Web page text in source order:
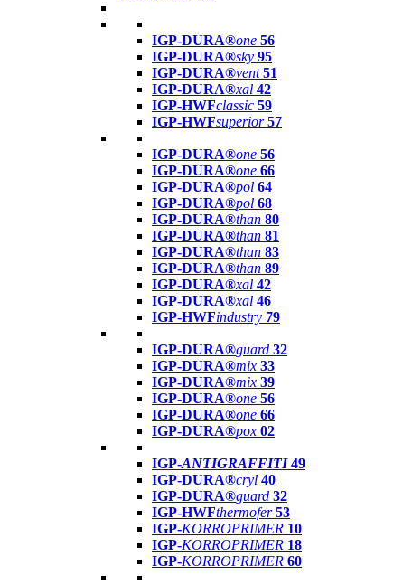
IGP-DURA®one 56
IGP-DURA®sky 95
IGP-DURA®vent 51
IGP-DURA®xal 42
IGP-HWFclassic 59
IGP-HWFsuperior 57
IGP-DURA®one 56
IGP-DURA®one 66
IGP-DURA®pol 64
IGP-DURA®pol 68
IGP-DURA®than 80
IGP-DURA®than 81
IGP-DURA®than 83
IGP-DURA®than 89
IGP-DURA®xal 42
IGP-DURA®xal 46
IGP-HWFindustry 79
IGP-DURA®guard 32
IGP-DURA®mix 33
IGP-DURA®mix 39
IGP-DURA®one 56
IGP-DURA®one 66
IGP-DURA®pox 02
IGP-ANTIGRAFFITI49
IGP-DURA®cryl 40
IGP-DURA®guard 32
IGP-HWFthermofer 53
IGP-KORROPRIMER 10
IGP-KORROPRIMER 18
IGP-KORROPRIMER 60